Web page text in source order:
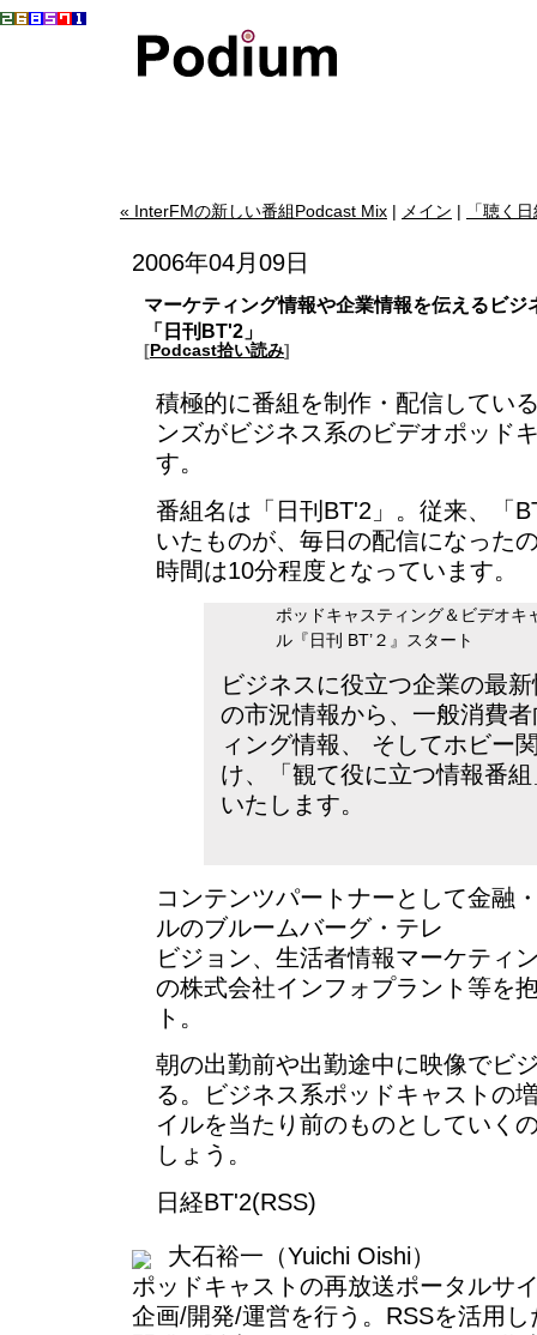
« InterFMの新しい番組Podcast Mix | メイン | 「聴く
2006年04月09日
マーケティング情報や企業情報を伝えるビジ
「日刊BT'2」
[Podcast拾い読み]
積極的に番組を制作・配信してい
ンズがビジネス系のビデオポッド
す。
番組名は「日刊BT'2」。従来、「
いたものが、毎日の配信になった
時間は10分程度となっています。
ポッドキャスティング＆ビデオキ
ル『日刊 BT’２』スタート
ビジネスに役立つ企業の最
の市況情報から、一般消費
ィング情報、 そしてホビー
け、「観て役に立つ情報番
いたします。
コンテンツパートナーとして金融
ルのブルームバーグ・テレ
ビジョン、生活者情報マーケティ
の株式会社インフォプラント等を
ト。
朝の出勤前や出勤途中に映像でビ
る。ビジネス系ポッドキャストの
イルを当たり前のものとしていく
しょう。
日経BT'2(RSS)
大石裕一（Yuichi Oishi）
ポッドキャストの再放送ポータルサ
企画/開発/運営を行う。RSSを活用